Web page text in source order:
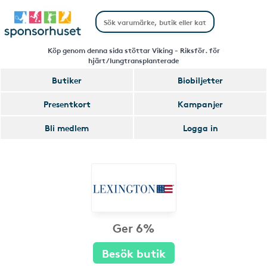
Köp genom denna sida stöttar Viking - Riksför. för
hjärt/lungtransplanterade
Butiker
Biobiljetter
Presentkort
Kampanjer
Bli medlem
Logga in
Ger 6%
Besök butik